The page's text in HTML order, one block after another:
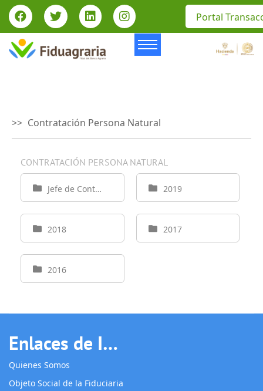
Portal
Contratación Persona Natural
CONTRATACIÓN PERSONA NATURAL
Jefe de Control Interno de Fiduagraria 2019
2018 2017
2016
Enlaces de Interés
Quienes Somos
Objeto Social de la Fiduciaria